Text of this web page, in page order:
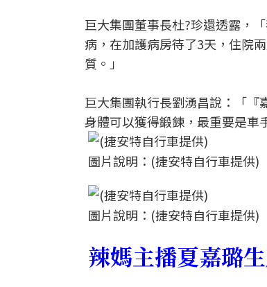
巨大集團董事長杜?珍還透露，
病，在加護病房待了3天，住院
質。」
巨大集團執行長劉湧昌說：「『
身體可以獲得鍛鍊，最重要是車
圖片說明：(捷安特自行車提供)
圖片說明：(捷安特自行車提供)
辣媽主播夏嘉璐